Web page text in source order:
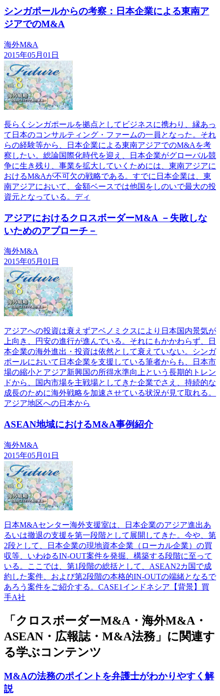
シンガポールからの考察：日本企業による東南ア
ジアでのM&A
海外M&A
2015年05月01日
長らくシンガポールを拠点としてビジネスに携わり、縁あっ
て日本のコンサルティング・ファームの一員となった。それ
らの経験等から、日本企業による東南アジアでのM&Aを考
察したい。総論国際化時代を迎え、日本企業がグローバル競
争に生き残り、事業を拡大していくためには、東南アジアに
おけるM&Aが不可欠の戦略である。すでに日本企業は、東
南アジアにおいて、金額ベースでは他国をしのいで最大の投
資元となっている。ディ
アジアにおけるクロスボーダーM&A －失敗しな
いためのアプローチ－
海外M&A
2015年05月01日
アジアへの投資は衰えずアベノミクスにより日本国内景気が
上向き、円安の進行が進んでいる。それにもかかわらず、日
本企業の海外進出・投資は依然として衰えていない。シンガ
ポールにおいて日本企業を支援している筆者からも、日本市
場の縮小とアジア新興国の所得水準向上という長期的トレン
ドから、国内市場を主戦場としてきた企業でさえ、持続的な
成長のために海外戦略を加速させている状況が見て取れる。
アジア地区への日本から
ASEAN地域におけるM&A事例紹介
海外M&A
2015年05月01日
日本M&Aセンター海外支援室は、日本企業のアジア進出あ
るいは撤退の支援を第一段階として展開してきた。今や、第
2段として、日本企業の現地資本企業（ローカル企業）の買
収等、いわゆるIN-OUT案件を発掘、構築する段階に至って
いる。ここでは、第1段階の総括として、ASEAN2カ国で成
約した案件、および第2段階の本格的IN-OUTの端緒となるで
あろう案件をご紹介する。CASE1インドネシア【背景】買
手A社
「クロスボーダーM&A・海外M&A・
ASEAN・広報誌・M&A法務」に関連す
る学ぶコンテンツ
M&Aの法務のポイントを弁護士がわかりやすく解
説